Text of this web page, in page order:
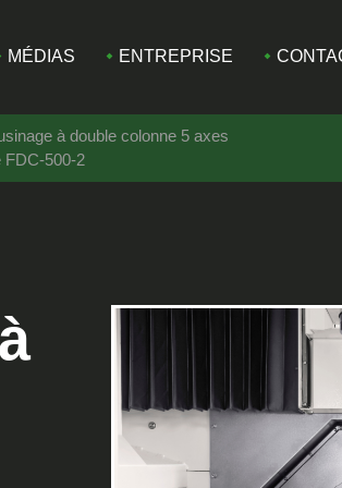
MÉDIAS ENTREPRISE
à double colonne 5 axes
FDC-500-2